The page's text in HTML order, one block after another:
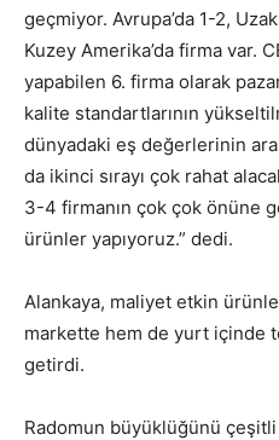
geçmiyor. Avrupa’da 1-2,
Kuzey Amerika’da firma var.
yapabilen 6. firma olarak
kalite standartlarının
dünyadaki eş değerlerinin
da ikinci sırayı çok rahat
3-4 firmanın çok çok önüne
ürünler yapıyoruz.” dedi.
Alankaya, maliyet etkin
markette hem de yurt içinde
getirdi.
Radomun büyüklüğünü çeşitli